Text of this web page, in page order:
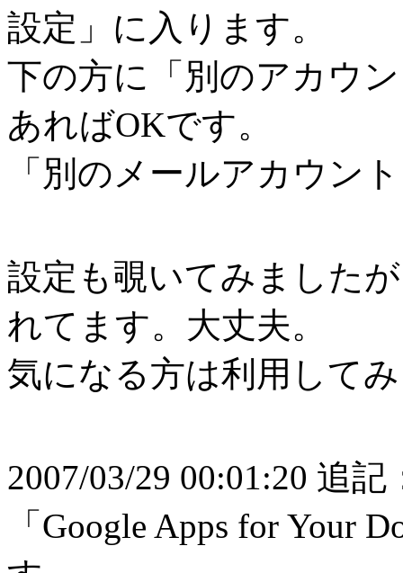
設定」に入ります。
下の方に「別のアカウ
あればOKです。
「別のメールアカウン
設定も覗いてみました
れてます。大丈夫。
気になる方は利用して
2007/03/29 00:01:20 追記
「Google Apps for Your